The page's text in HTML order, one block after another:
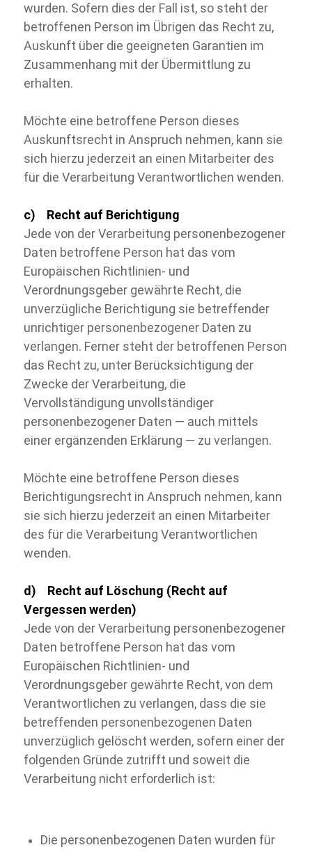
wurden. Sofern dies der Fall ist, so steht der
betroffenen Person im Übrigen das Recht zu,
Auskunft über die geeigneten Garantien im
Zusammenhang mit der Übermittlung zu
erhalten.
Möchte eine betroffene Person dieses
Auskunftsrecht in Anspruch nehmen, kann sie
sich hierzu jederzeit an einen Mitarbeiter des
für die Verarbeitung Verantwortlichen wenden.
c) Recht auf Berichtigung
Jede von der Verarbeitung personenbezogener
Daten betroffene Person hat das vom
Europäischen Richtlinien- und
Verordnungsgeber gewährte Recht, die
unverzügliche Berichtigung sie betreffender
unrichtiger personenbezogener Daten zu
verlangen. Ferner steht der betroffenen Person
das Recht zu, unter Berücksichtigung der
Zwecke der Verarbeitung, die
Vervollständigung unvollständiger
personenbezogener Daten — auch mittels
einer ergänzenden Erklärung — zu verlangen.
Möchte eine betroffene Person dieses
Berichtigungsrecht in Anspruch nehmen, kann
sie sich hierzu jederzeit an einen Mitarbeiter
des für die Verarbeitung Verantwortlichen
wenden.
d) Recht auf Löschung (Recht auf
Vergessen werden)
Jede von der Verarbeitung personenbezogener
Daten betroffene Person hat das vom
Europäischen Richtlinien- und
Verordnungsgeber gewährte Recht, von dem
Verantwortlichen zu verlangen, dass die sie
betreffenden personenbezogenen Daten
unverzüglich gelöscht werden, sofern einer der
folgenden Gründe zutrifft und soweit die
Verarbeitung nicht erforderlich ist:
Die personenbezogenen Daten wurden für